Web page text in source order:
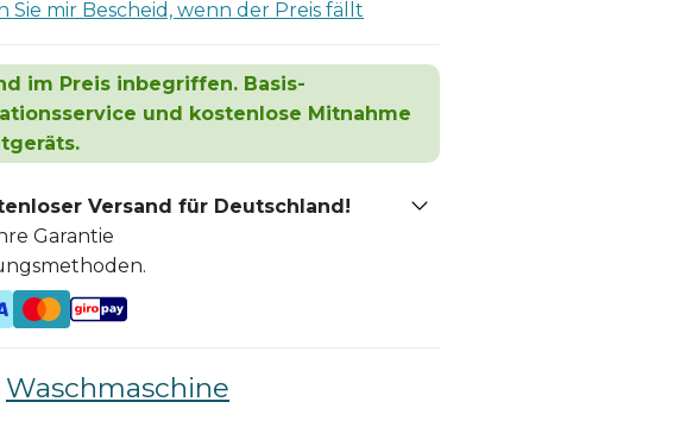
Sie mir Bescheid, wenn der Preis fällt
im Preis inbegriffen. Basis-
und kostenlose Mitnahme
Versand für Deutschland!
Garantie
Waschmaschine